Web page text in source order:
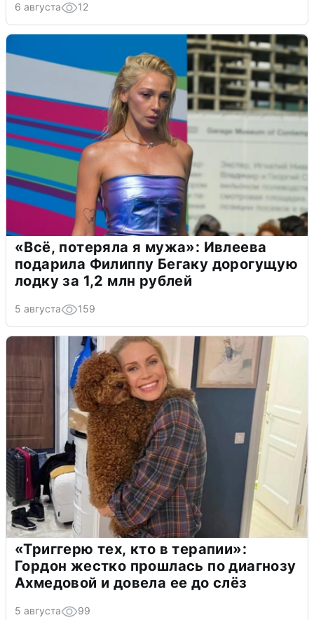
6 августа 12
«Всё, потеряла я мужа»: Ивлеева
подарила Филиппу Бегаку дорогущую
лодку за 1,2 млн рублей
5 августа 159
«Триггерю тех, кто в терапии»:
Гордон жестко прошлась по диагнозу
Ахмедовой и довела ее до слёз
5 августа 99